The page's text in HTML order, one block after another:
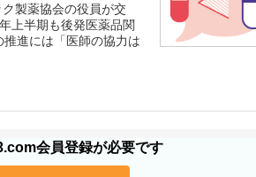
製薬協会の役員が交
上半期も後発医薬品関
進には「医師の協力は
会員登録が必要です